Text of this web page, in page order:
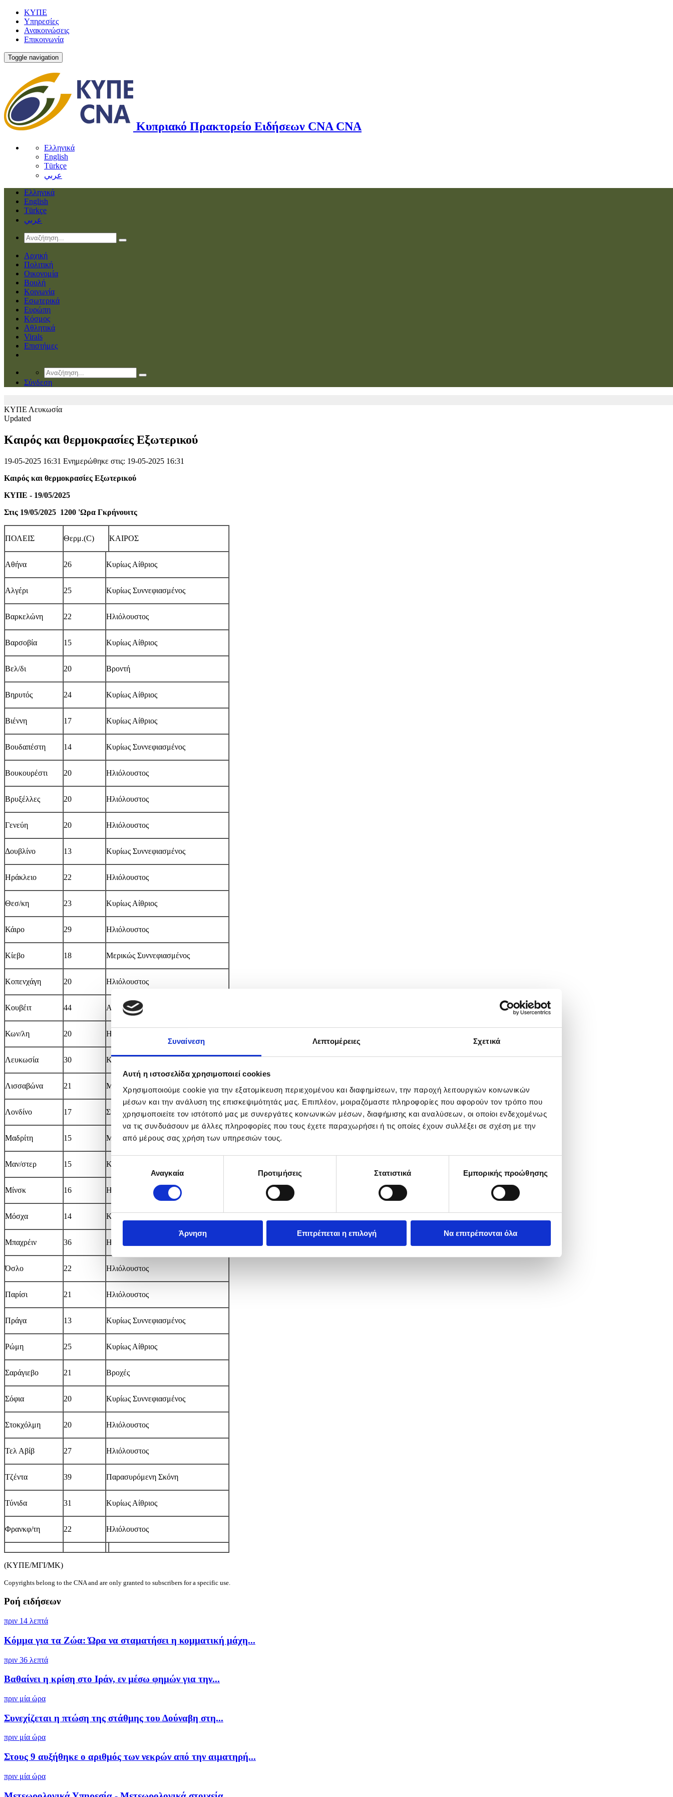
Συναίνεση Λεπτομέρειες Σχετικά
Αυτή η ιστοσελίδα χρησιμοποιεί cookies
Χρησιμοποιούμε cookie για την εξατομίκευση περιεχομένου και διαφημίσεων, την παροχή λειτουργιών κοινωνικών
μέσων και την ανάλυση της επισκεψιμότητάς μας. Επιπλέον, μοιραζόμαστε πληροφορίες που αφορούν τον τρόπο που
χρησιμοποιείτε τον ιστότοπό μας με συνεργάτες κοινωνικών μέσων, διαφήμισης και αναλύσεων, οι οποίοι ενδεχομένως
να τις συνδυάσουν με άλλες πληροφορίες που τους έχετε παραχωρήσει ή τις οποίες έχουν συλλέξει σε σχέση με την
από μέρους σας χρήση των υπηρεσιών τους.
Επιλογή
συγκατάθεσηςΑναγκαία Προτιμήσεις Στατιστικά Εμπορικής προώθησης
Άρνηση Επιτρέπεται η επιλογή Να επιτρέπονται όλα
ΚΥΠΕ
Υπηρεσίες
Ανακοινώσεις
Επικοινωνία
Toggle navigation
Κυπριακό Πρακτορείο Ειδήσεων CNA CNA
Ελληνικά
English
Türkçe
عربي
Ελληνικά
English
Türkçe
عربي
Αρχική
Πολιτική
Οικονομία
Βουλή
Κοινωνία
Εσωτερικά
Ευρώπη
Κόσμος
Αθλητικά
Virals
Επιστήμες
Σύνδεση
ΚΥΠΕ Λευκωσία
Updated
Καιρός και θερμοκρασίες Εξωτερικού
19-05-2025 16:31 Ενημερώθηκε στις: 19-05-2025 16:31
Καιρός και θερμοκρασίες Εξωτερικού
ΚΥΠΕ - 19/05/2025
Στις 19/05/2025 1200 'Ωρα Γκρήνουιτς
ΠΟΛΕΙΣ Θερμ.(C) ΚΑΙΡΟΣ
Αθήνα 26 Κυρίως Αίθριος
Αλγέρι 25 Κυρίως Συννεφιασμένος
Βαρκελώνη 22 Ηλιόλουστος
Βαρσοβία 15 Κυρίως Αίθριος
Βελ/δι 20 Βροντή
Βηρυτός 24 Κυρίως Αίθριος
Βιέννη 17 Κυρίως Αίθριος
Βουδαπέστη 14 Κυρίως Συννεφιασμένος
Βουκουρέστι 20 Ηλιόλουστος
Βρυξέλλες 20 Ηλιόλουστος
Γενεύη 20 Ηλιόλουστος
Δουβλίνο 13 Κυρίως Συννεφιασμένος
Ηράκλειο 22 Ηλιόλουστος
Θεσ/κη 23 Κυρίως Αίθριος
Κάιρο 29 Ηλιόλουστος
Κίεβο 18 Μερικώς Συννεφιασμένος
Κοπενχάγη 20 Ηλιόλουστος
Κουβέιτ 44 Αίθριος
Κων/λη 20 Ηλιόλουστος
Λευκωσία 30 Κυρίως Αίθριος
Λισσαβώνα 21 Μερικώς Συννεφιασμένος
Λονδίνο 17 Συννεφιασμένος
Μαδρίτη 15 Μερικώς Συννεφιασμένος
Μαν/στερ 15 Κυρίως Συννεφιασμένος
Μίνσκ 16 Ηλιόλουστος
Μόσχα 14 Κυρίως Συννεφιασμένος
Μπαχρέιν 36 Ηλιόλουστος
Όσλο 22 Ηλιόλουστος
Παρίσι 21 Ηλιόλουστος
Πράγα 13 Κυρίως Συννεφιασμένος
Ρώμη 25 Κυρίως Αίθριος
Σαράγιεβο 21 Βροχές
Σόφια 20 Κυρίως Συννεφιασμένος
Στοκχόλμη 20 Ηλιόλουστος
Τελ Αβίβ 27 Ηλιόλουστος
Τζέντα 39 Παρασυρόμενη Σκόνη
Τύνιδα 31 Κυρίως Αίθριος
Φρανκφ/τη 22 Ηλιόλουστος
(ΚΥΠΕ/ΜΓΙ/ΜΚ)
Copyrights belong to the CNA and are only granted to subscribers for a specific use.
Ροή ειδήσεων
πριν 14 λεπτά
Κόμμα για τα Ζώα: Ώρα να σταματήσει η κομματική μάχη...
πριν 36 λεπτά
Βαθαίνει η κρίση στο Ιράν, εν μέσω φημών για την...
πριν μία ώρα
Συνεχίζεται η πτώση της στάθμης του Δούναβη στη...
πριν μία ώρα
Στους 9 αυξήθηκε ο αριθμός των νεκρών από την αιματηρή...
πριν μία ώρα